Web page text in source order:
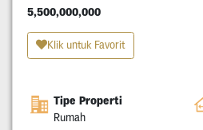
5,500,000,000
Klik untuk Favorit
Tipe Properti
Rumah